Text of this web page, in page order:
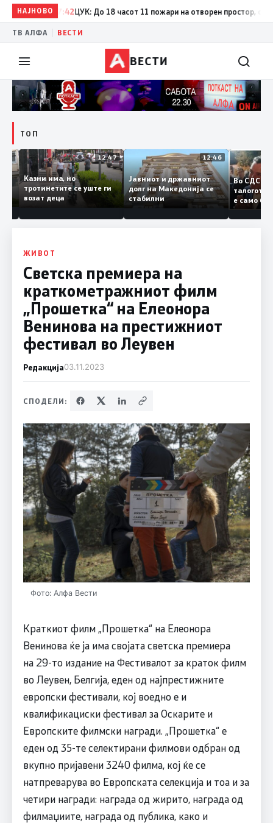
НАЈНОВО
17:42 ЦУК: До 18 часот 11 пожари на отворен простор, од кои
ТВ АЛФА ВЕСТИ
ВЕСТИ
ТОП
12:50
и
12:47
Казни има, но
тротинетите се уште ги
возат деца
12:46
Јавниот и државниот
долг на Македонија се
стабилни
Во
е
Заев
ЖИВОТ
Светска премиера на
краткометражниот филм
„Прошетка“ на Елеонора
Венинова на престижниот
фестивал во Леувен
Редакција03.11.2023
СПОДЕЛИ:
Фото: Алфа Вести
Краткиот филм „Прошетка“ на Елеонора
Венинова ќе ја има својата светска премиера
на 29-то издание на Фестивалот за краток филм
во Леувен, Белгија, еден од најпрестижните
европски фестивали, кој воедно е и
квалификациски фестивал за Оскарите и
Европските филмски награди. „Прошетка“ е
еден од 35-те селектирани филмови одбран од
вкупно пријавени 3240 филма, кој ќе се
натпреварува во Европската селекција и тоа и за
четири награди: награда од жирито, награда од
филмаџиите, награда од публика, како и